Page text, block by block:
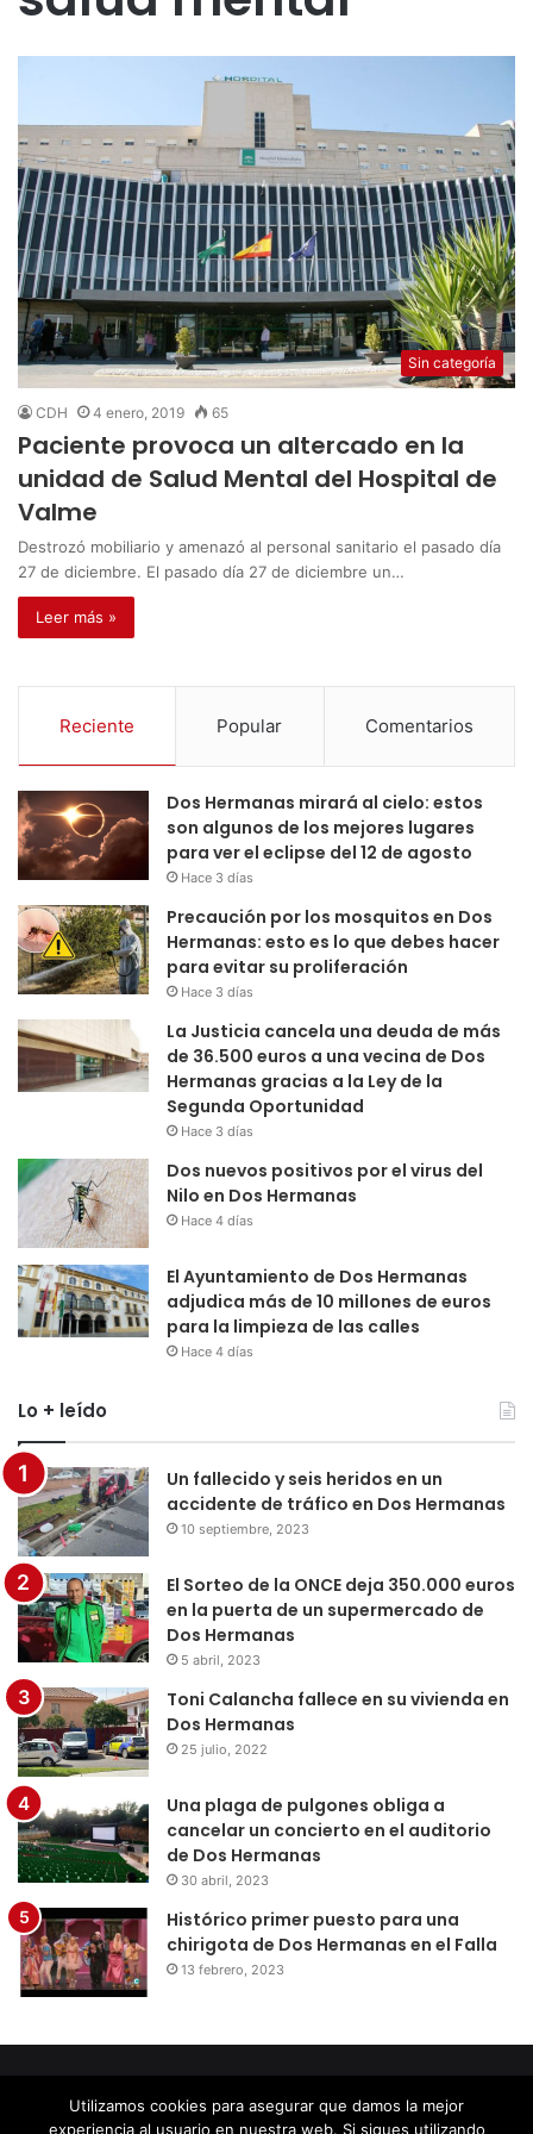
Sin categoría
CDH 4 enero, 2019 65
Paciente provoca un altercado en la
unidad de Salud Mental del Hospital de
Valme
Destrozó mobiliario y amenazó al personal sanitario el pasado día
27 de diciembre. El pasado día 27 de diciembre un…
Leer más »
Reciente Popular Comentarios
Dos Hermanas mirará al cielo: estos
son algunos de los mejores lugares
para ver el eclipse del 12 de agosto
Hace 3 días
Precaución por los mosquitos en Dos
Hermanas: esto es lo que debes hacer
para evitar su proliferación
Hace 3 días
La Justicia cancela una deuda de más
de 36.500 euros a una vecina de Dos
Hermanas gracias a la Ley de la
Segunda Oportunidad
Hace 3 días
Dos nuevos positivos por el virus del
Nilo en Dos Hermanas
Hace 4 días
El Ayuntamiento de Dos Hermanas
adjudica más de 10 millones de euros
para la limpieza de las calles
Hace 4 días
Lo + leído
Un fallecido y seis heridos en un
accidente de tráfico en Dos Hermanas
10 septiembre, 2023
El Sorteo de la ONCE deja 350.000 euros
en la puerta de un supermercado de
Dos Hermanas
5 abril, 2023
Toni Calancha fallece en su vivienda en
Dos Hermanas
25 julio, 2022
Una plaga de pulgones obliga a
cancelar un concierto en el auditorio
de Dos Hermanas
30 abril, 2023
Histórico primer puesto para una
chirigota de Dos Hermanas en el Falla
13 febrero, 2023
por Doctores Web
Utilizamos cookies para asegurar que damos la mejor
experiencia al usuario en nuestra web. Si sigues utilizando